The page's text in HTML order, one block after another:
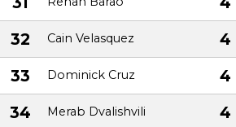
32
Cain Velasquez 4
33
Dominick Cruz 4
34
Merab Dvalishvili 4